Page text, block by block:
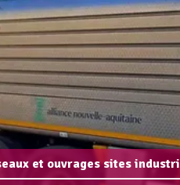
et ouvrages sites